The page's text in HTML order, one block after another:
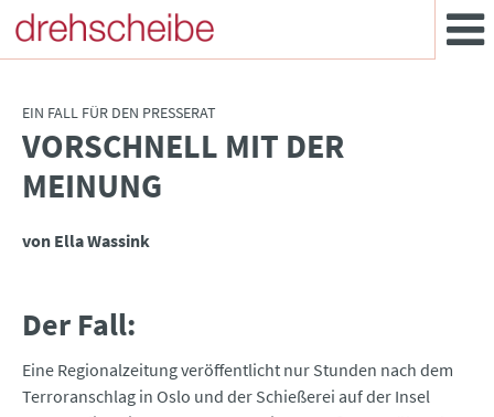
EIN FALL FÜR DEN PRESSERAT
:VORSCHNELL MIT DER
MEINUNG
von Ella Wassink
Der Fall:
Eine Regionalzeitung veröffentlicht nur Stunden nach dem
Terroranschlag in Oslo und der Schießerei auf der Insel